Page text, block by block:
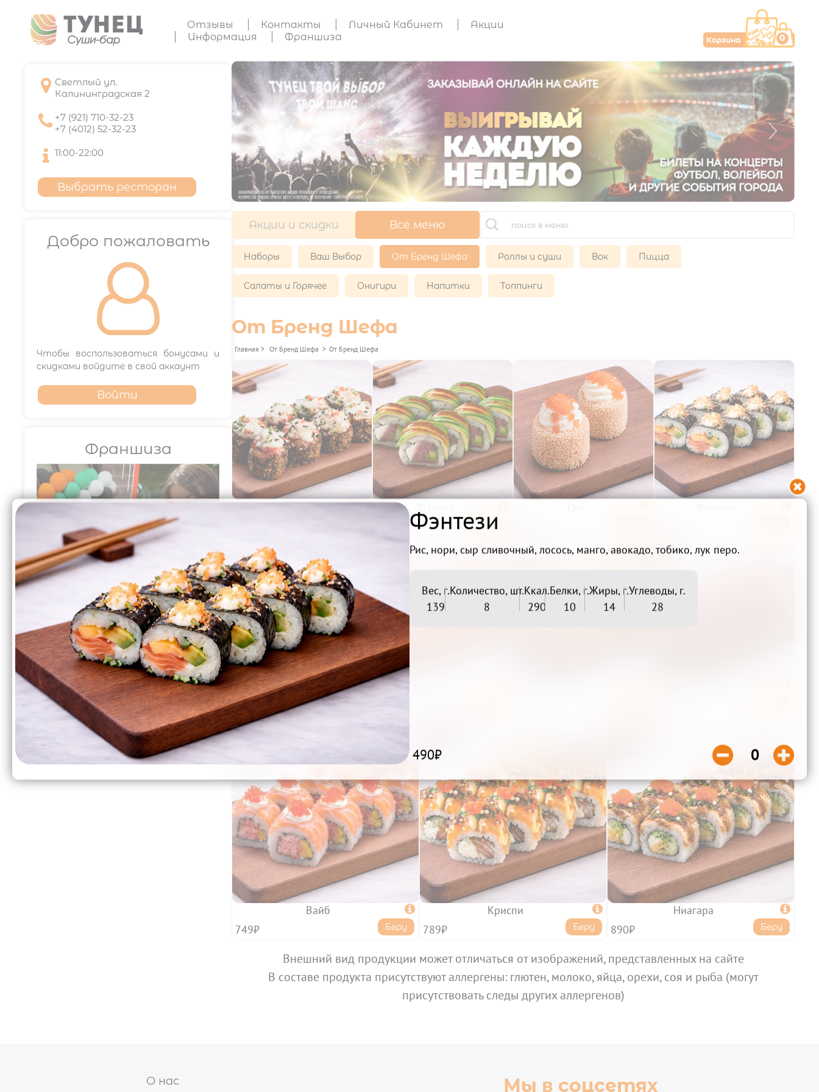
Отзывы Контакты Личный Кабинет
Акции
Информация
Франшиза 0
Корзина
 Светлый ул.
Калининградская 2
 +7 (921) 710-32-23
+7 (4012) 52-32-23
 11:00-22:00
Выбрать ресторан
Добро пожаловать

Чтобы воспользоваться бонусами и
скидками войдите в свой аккаунт
Войти
Франшиза
Перейти
Акции и скидки Всё меню
Наборы Ваш Выбор От Бренд Шефа Роллы и суши Вок Пицца
Салаты и Горячее Онигири Напитки Топпинги
От Бренд Шефа
Главная > От Бренд Шефа > От Бренд Шефа

Беру
Окинава 
510₽ Беру
Вайб 
749₽ Беру
Криспи 
789₽ Беру
Ниагара 
890₽ Беру
Внешний вид продукции может отличаться от изображений, представленных на сайте
В составе продукта присутствуют аллергены: глютен, молоко, яйца, орехи, соя и рыба (могут
присутствовать следы других аллергенов)
О нас Мы в соцсетях

Фэнтези
Рис, нори, сыр сливочный, лосось, манго, авокадо, тобико, лук перо.
Вес, г.
139
Количество, шт.
8
Ккал.
290
Белки, г.
10
Жиры, г.
14
Углеводы, г.
28
490₽  0 